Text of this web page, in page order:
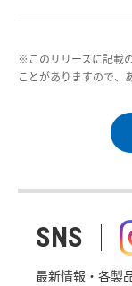
※このリリースに記載
ことがありますので、
SNS
最新情報・各製